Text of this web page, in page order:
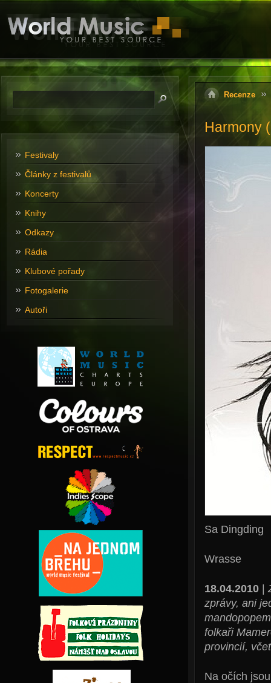
Recenze
Harmony
Sa Dingding
Wrasse
18.04.2010|
zprávy, ani
folkaři
provincií,
Na očích
Festivaly
Články z festivalů
Koncerty
Knihy
Odkazy
Rádia
Klubové pořady
Fotogalerie
Autoři